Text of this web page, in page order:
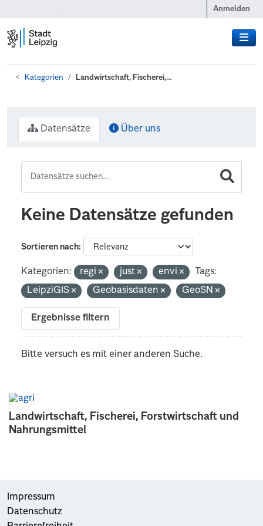
Anmelden
Kategorien Landwirtschaft, Fischerei,...
Landwirtschaft, Fischerei, Forstwirtschaft und
Nahrungsmittel
Datensätze Über uns
Keine Datensätze gefunden
Sortieren nach
Kategorien: regi just envi
Tags:
LeipziGIS
Geobasisdaten GeoSN
Ergebnisse filtern
Bitte versuch es mit einer anderen Suche.
Impressum
Datenschutz